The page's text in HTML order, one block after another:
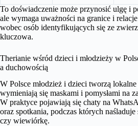
To doświadczenie może przynosić ulgę i
ale wymaga uważności na granice i
wobec osób identyfikujących się ze
kluczowa.
Therianie wśród dzieci i młodzieży w
a duchowością
W Polsce młodzież i dzieci tworzą
wymieniają się maskami i pomysłami na
W praktyce pojawiają się chaty na
oraz spotkania, podczas których
czy wiewiórkę.